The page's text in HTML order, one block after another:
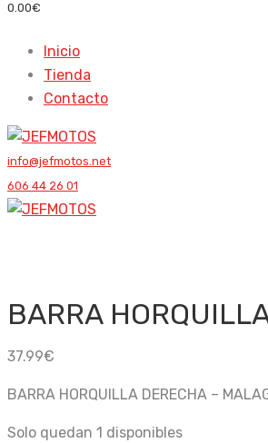
0.00€
Inicio
Tienda
Contacto
info@jefmotos.net
606 44 26 01
BARRA
37.99€
BARRA HORQUILLA DERECHA –
Solo quedan 1 disponibles